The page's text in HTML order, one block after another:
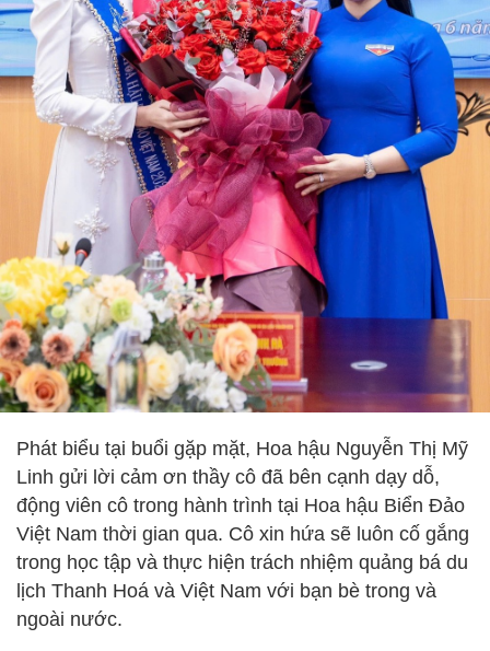
Phát biểu tại buổi gặp mặt, Hoa hậu Nguyễn Thị Mỹ
Linh gửi lời cảm ơn thầy cô đã bên cạnh dạy dỗ,
động viên cô trong hành trình tại Hoa hậu Biển Đảo
Việt Nam thời gian qua. Cô xin hứa sẽ luôn cố gắng
trong học tập và thực hiện trách nhiệm quảng bá du
lịch Thanh Hoá và Việt Nam với bạn bè trong và
ngoài nước.